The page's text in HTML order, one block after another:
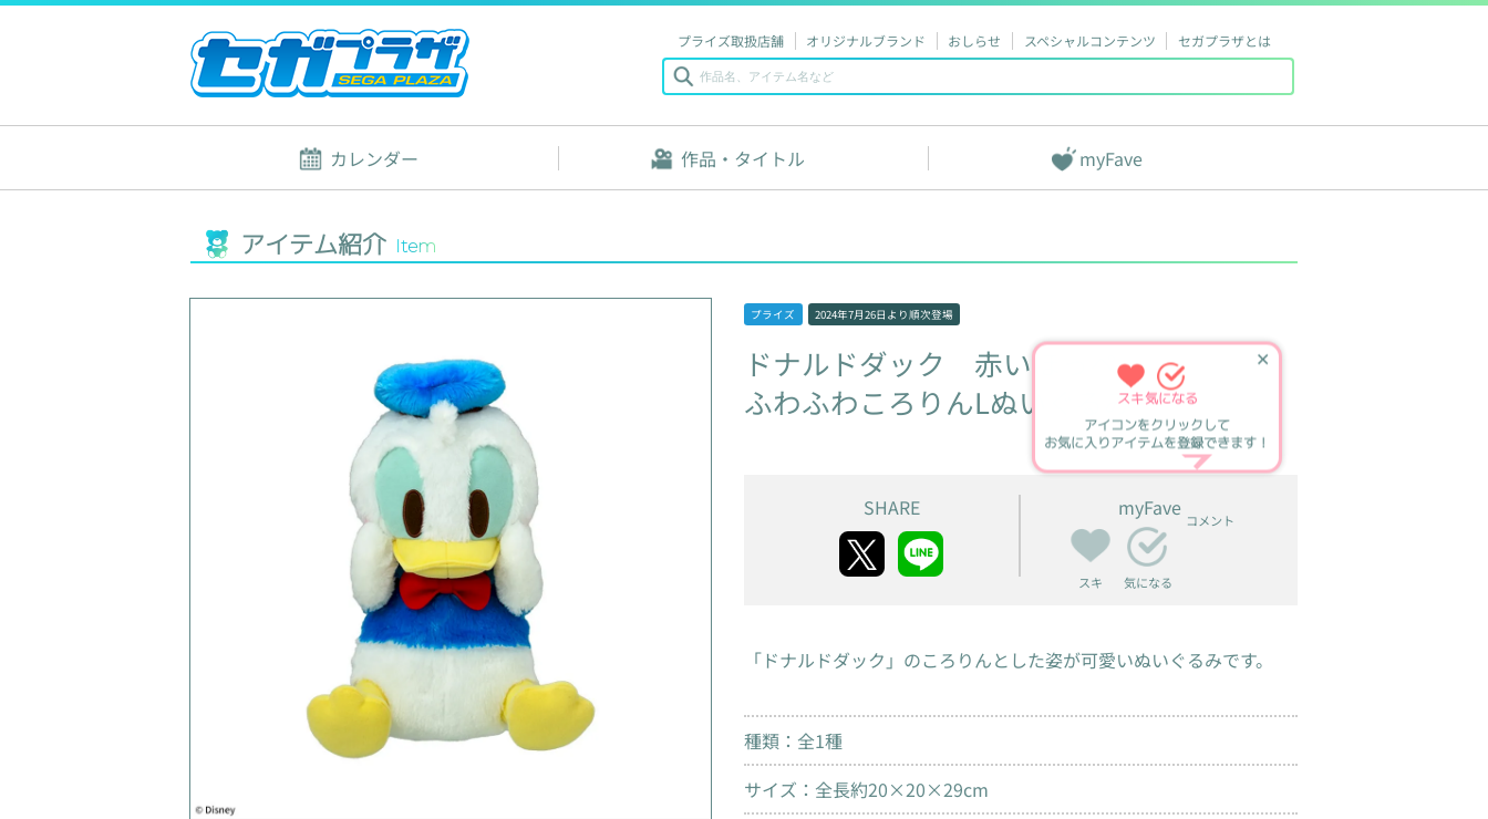
プライズ取扱店舗 オリジナルブランド おしらせ スペシャルコンテンツ セガプラザとは
カレンダー 作品・タイトル myFave
アイテム紹介 Item
プライズ 2024年7月26日 より順次登場
ドナルドダック
赤いほっぺ
ふわふわころりんLぬいぐるみ
✕
スキ気になる
アイコンをクリックして
お気に入りアイテムを登録できます！
SHARE myFave
スキ 気になる
コメント
「ドナルドダック」のころりんとした姿が可愛いぬいぐるみです。
種類：全1種
サイズ：全長約20×20×29cm